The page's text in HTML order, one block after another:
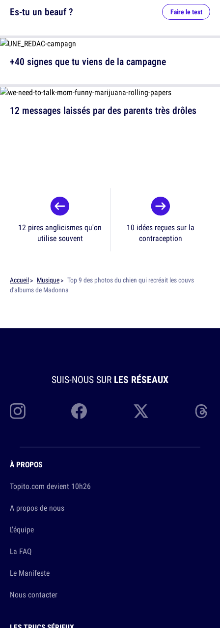
12 messages laissés par des parents très drôles
Es-tu un beauf ? Faire le test
+40 signes que tu viens de la campagne
12 pires anglicismes qu'on
utilise souvent
10 idées reçues sur la
contraception
Accueil Musique
Top 9 des photos du chien qui recréait les couvs
d'albums de Madonna
SUIS-NOUS SUR LES RÉSEAUX
À PROPOS
Topito.com devient 10h26
A propos de nous
L'équipe
La FAQ
Le Manifeste
Nous contacter